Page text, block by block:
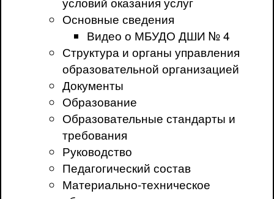
Основные сведения
Видео о МБУДО ДШИ № 4
Структура и органы управления
образовательной организацией
Документы
Образование
Образовательные стандарты и
требования
Руководство
Педагогический состав
Материально-техническое